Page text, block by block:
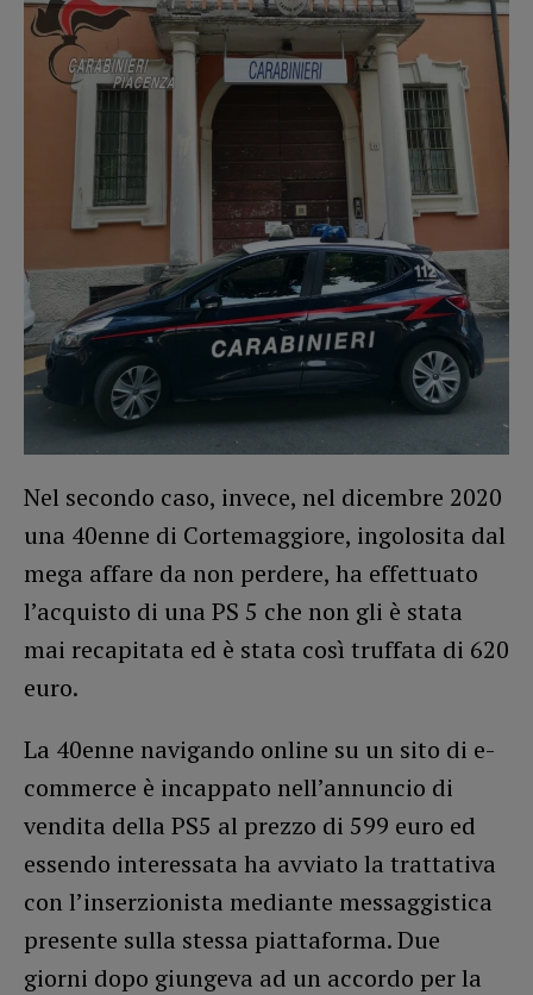
Nel secondo caso, invece, nel dicembre 2020
una 40enne di Cortemaggiore, ingolosita dal
mega affare da non perdere, ha effettuato
l’acquisto di una PS 5 che non gli è stata
mai recapitata ed è stata così truffata di 620
euro.
La 40enne navigando online su un sito di e-
commerce è incappato nell’annuncio di
vendita della PS5 al prezzo di 599 euro ed
essendo interessata ha avviato la trattativa
con l’inserzionista mediante messaggistica
presente sulla stessa piattaforma. Due
giorni dopo giungeva ad un accordo per la